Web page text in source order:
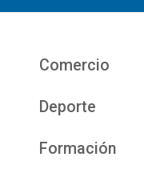
Comercio
Deporte
Formación